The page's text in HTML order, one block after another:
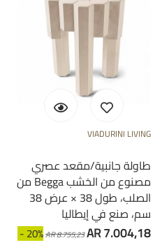
VIADURINI LIVING
طاولة جانبية/مقعد عصري
من Begga مصنوع من الخشب
الصلب، طول 38 × عرض 38
سم، صنع في إيطاليا
- 20%AR 8.755,23AR 7.004,18